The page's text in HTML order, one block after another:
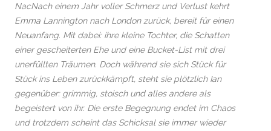
NacNach einem Jahr voller Schmerz und Verlust kehrt
Emma Lannington nach London zurück, bereit für einen
Neuanfang. Mit dabei: ihre kleine Tochter, die Schatten
einer gescheiterten Ehe und eine Bucket-List mit drei
unerfüllten Träumen. Doch während sie sich Stück für
Stück ins Leben zurückkämpft, steht sie plötzlich Ian
gegenüber: grimmig, stoisch und alles andere als
begeistert von ihr. Die erste Begegnung endet im Chaos
und trotzdem scheint das Schicksal sie immer wieder